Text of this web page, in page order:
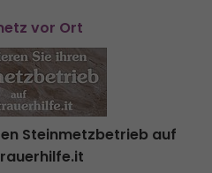
vor Ort
Steinmetzbetrieb auf